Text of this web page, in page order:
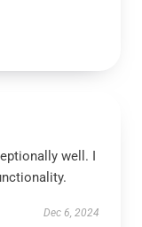
well. I
Dec 6, 2024